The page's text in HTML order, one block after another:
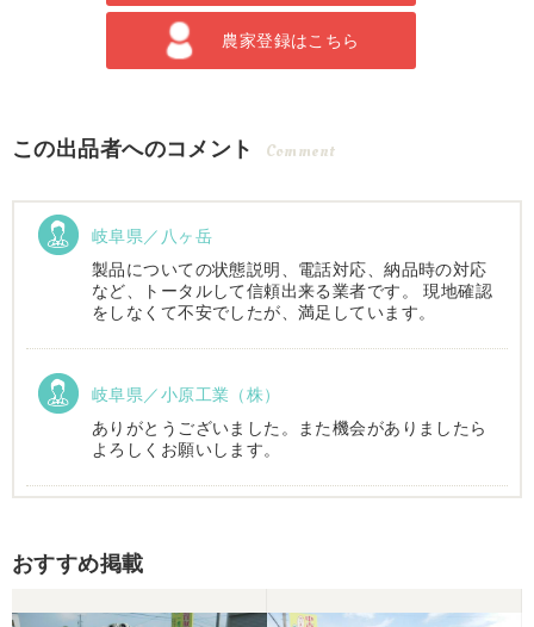
農家登録はこちら
この出品者へのコメント Comment
岐阜県／八ヶ岳
製品についての状態説明、電話対応、納品時の対応
など、トータルして信頼出来る業者です。 現地確認
をしなくて不安でしたが、満足しています。
岐阜県／小原工業（株）
ありがとうございました。また機会がありましたら
よろしくお願いします。
西川さま。電話対応から自社納車まで丁寧で信頼で
きる方です。農機はまたこちらで購入したいです。
おすすめ掲載